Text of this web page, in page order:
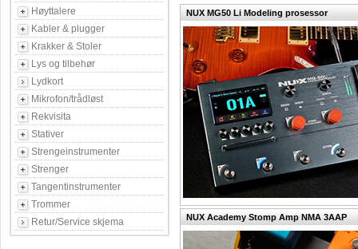
Høyttalere
Kabler & plugger
Krakker & Stoler
Lys og tilbehør
Lydkort
Mikrofon/trådløst
Rekvisita
Stativer
Strengeinstrumenter
Strenger
Tangentinstrumenter
Trommer
Retur/Service skjema
NUX MG50 Li Modeling prosessor
NUX Academy Stomp Amp NMA 3AAP